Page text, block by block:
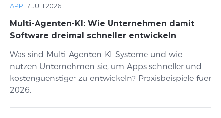
APP ·7 JULI 2026
Multi-Agenten-KI: Wie Unternehmen damit
Software dreimal schneller entwickeln
Was sind Multi-Agenten-KI-Systeme und wie
nutzen Unternehmen sie, um Apps schneller und
kostenguenstiger zu entwickeln? Praxisbeispiele fuer
2026.